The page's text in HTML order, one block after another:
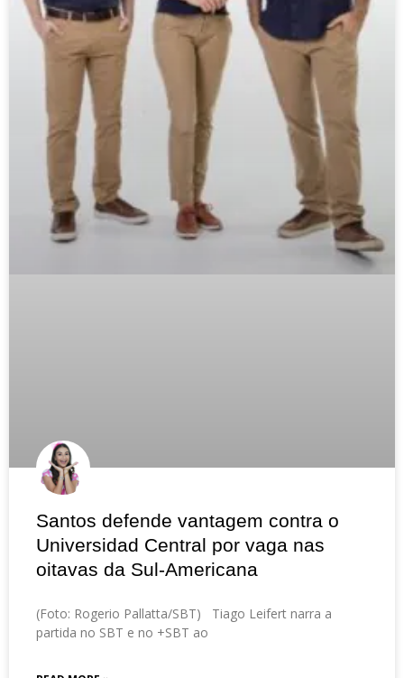
Santos defende vantagem contra o
Universidad Central por vaga nas
oitavas da Sul-Americana
(Foto: Rogerio Pallatta/SBT) Tiago Leifert narra a
partida no SBT e no +SBT ao